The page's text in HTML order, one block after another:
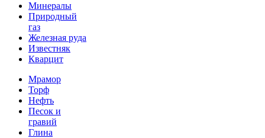
Минералы
Природный
газ
Железная руда
Известняк
Кварцит
Мрамор
Торф
Нефть
Песок и
гравий
Глина